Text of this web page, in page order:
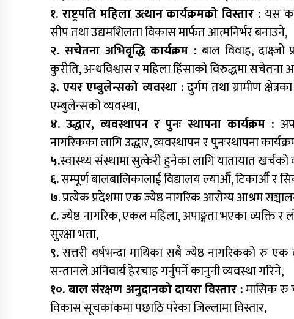
१. राष्ट्रपति महिला उत्थान कार्यक्रमको विस्तार : यस
सीप तथा उद्यमशिलता विकास मार्फत आत्मनिर्भर बनाउने,
२. सचेतना अभिवृद्धि कार्यक्रम : बाल विवाह,
कुरीति, अन्धविश्वास र महिला हिंसाको विरुद्धमा सचेतना
३. एयर एम्बुलेन्सको व्यवस्था :दुर्गम तथा ग्रामीण
एम्बुलेन्सको व्यवस्था,
४. उद्धार, व्यवस्थापन र पुनः स्थापना कार्यक्रम :
नागरिकका लागि उद्धार, व्यवस्थापन र पुनःस्थापना
५.स्वास्थ्य संस्थामा सुत्केरी हुनेका लागि यातायात खर्चको
६.सम्पूर्ण बालबालिकालाई विद्यालय ल्याऔँ, टिकाऔँ र
७. प्रत्येक प्रदेशमा एक ज्येष्ठ नागरिक आरोग्य आश्रम
८.ज्येष्ठ नागरिक, एकल महिला, अपाङ्गता भएका व्यक्ति
सुरक्षा भत्ता,
९.सत्तरी वर्षभन्दा माथिका सबै ज्येष्ठ नागरिकको रु
सन्तानले अनिवार्य हेरचाह गर्नुपर्ने कानुनी व्यवस्था गरिने,
१०. बाल संरक्षण अनुदानको दायरा विस्तार :मासिक रु
विकास सूचकांकमा पछाठि परेका जिल्लामा विस्तार,